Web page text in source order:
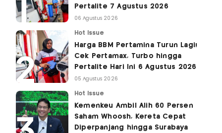
Pertalite 7 Agustus 2026
06 Agustus 2026
Hot Issue
Harga BBM Pertamina Turun Lagi!
Cek Pertamax, Turbo hingga
Pertalite Hari Ini 6 Agustus 2026
05 Agustus 2026
Hot Issue
Kemenkeu Ambil Alih 60 Persen
Saham Whoosh, Kereta Cepat
Diperpanjang hingga Surabaya